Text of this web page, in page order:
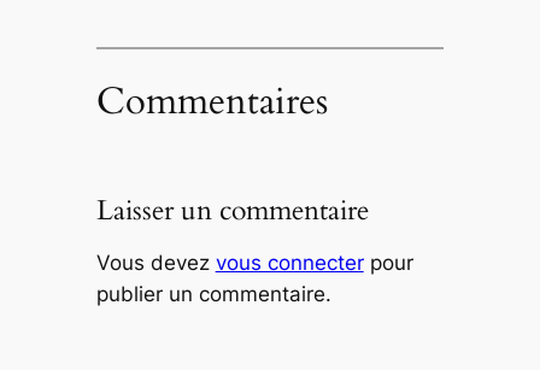
Commentaires
Laisser un commentaire
Vous devez vous connecterpour
publier un commentaire.